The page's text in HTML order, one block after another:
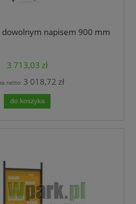
dowolnym napisem 900 mm
3 713,03 zł
netto: 3 018,72 zł
do koszyka